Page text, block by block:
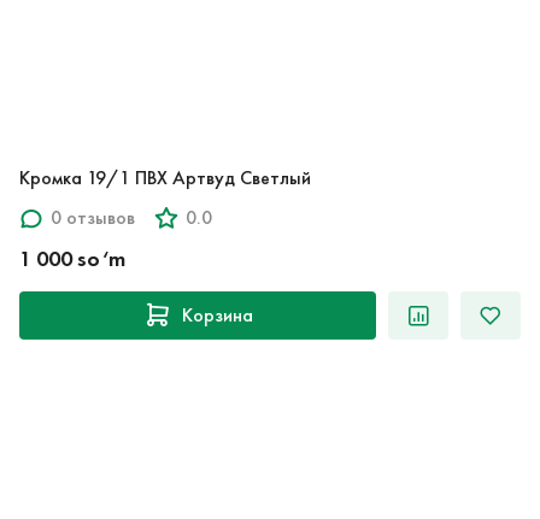
Кромка 19/1 ПВХ Артвуд Светлый
0 отзывов
0.0
1 000 so‘m
Корзина